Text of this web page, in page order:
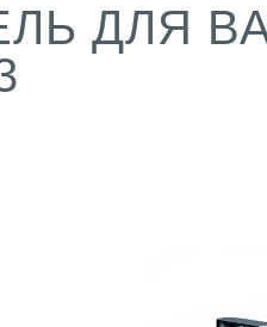
ДЛЯ